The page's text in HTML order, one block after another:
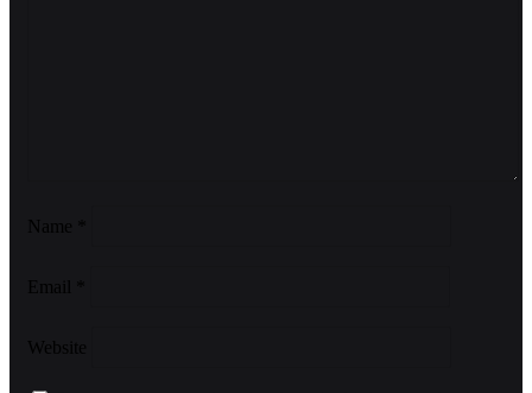
Name
Email
Website